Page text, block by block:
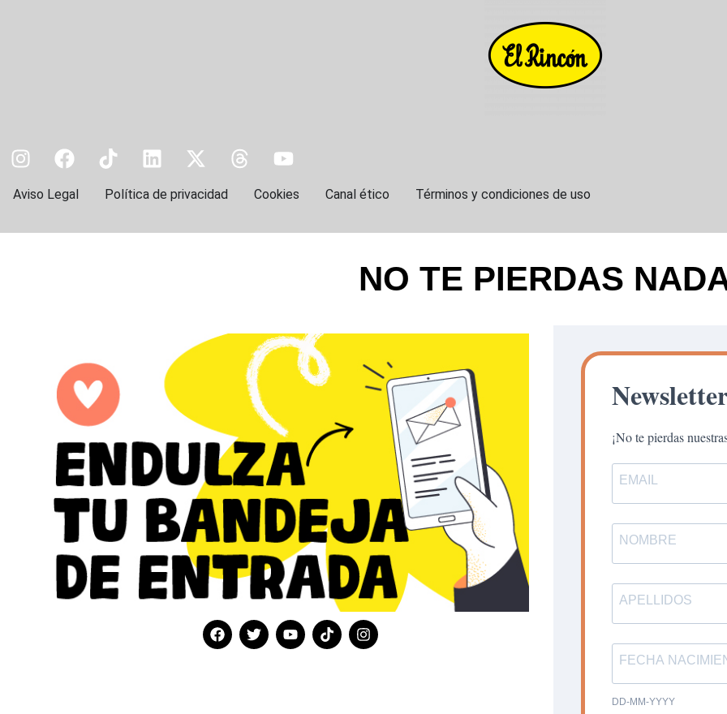
Aviso Legal Política de privacidad Cookies Canal ético Términos y condiciones de uso
NO TE PIERDAS
¡No te pierdas
DD-MM-YYYY